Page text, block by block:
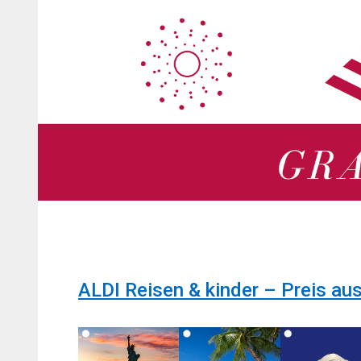
ALDI Reisen & kinder – Preis